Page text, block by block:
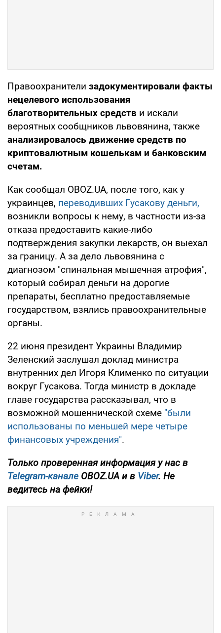
Правоохранители задокументировали факты
нецелевого использования
благотворительных средств и искали
вероятных сообщников львовянина, также
анализировалось движение средств по
криптовалютным кошелькам и банковским
счетам.
Как сообщал OBOZ.UA, после того, как у
украинцев, переводивших Гусакову деньги,
возникли вопросы к нему, в частности из-за
отказа предоставить какие-либо
подтверждения закупки лекарств, он выехал
за границу. А за дело львовянина с
диагнозом "спинальная мышечная атрофия",
который собирал деньги на дорогие
препараты, бесплатно предоставляемые
государством, взялись правоохранительные
органы.
22 июня президент Украины Владимир
Зеленский заслушал доклад министра
внутренних дел Игоря Клименко по ситуации
вокруг Гусакова. Тогда министр в докладе
главе государства рассказывал, что в
возможной мошеннической схеме "были
использованы по меньшей мере четыре
финансовых учреждения".
Только проверенная информация у нас в
Telegram-канале OBOZ.UA и в Viber. Не
ведитесь на фейки!